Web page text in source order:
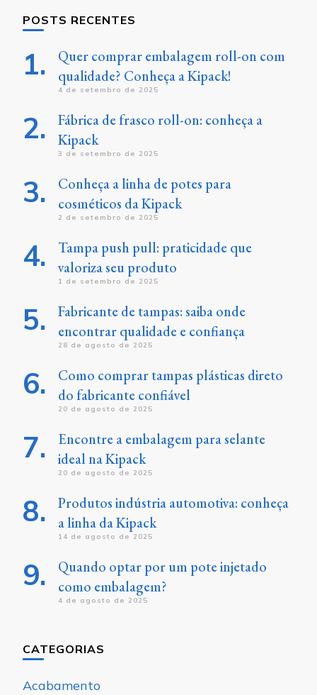
POSTS RECENTES
Quer comprar embalagem roll-on com
qualidade? Conheça a Kipack!
4 de setembro de 2025
Fábrica de frasco roll-on: conheça a
Kipack
3 de setembro de 2025
Conheça a linha de potes para
cosméticos da Kipack
2 de setembro de 2025
Tampa push pull: praticidade que
valoriza seu produto
1 de setembro de 2025
Fabricante de tampas: saiba onde
encontrar qualidade e confiança
28 de agosto de 2025
Como comprar tampas plásticas direto
do fabricante confiável
20 de agosto de 2025
Encontre a embalagem para selante
ideal na Kipack
20 de agosto de 2025
Produtos indústria automotiva: conheça
a linha da Kipack
14 de agosto de 2025
Quando optar por um pote injetado
como embalagem?
4 de agosto de 2025
CATEGORIAS
Acabamento